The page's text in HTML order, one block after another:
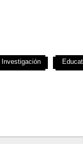
Investigación